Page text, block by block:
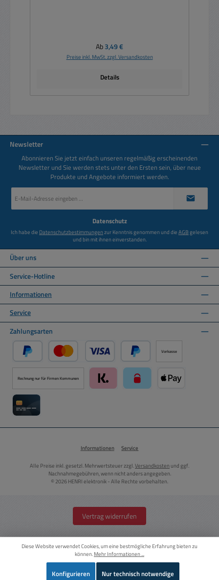
Regulärer Preis:
Ab3,49 €
Preise inkl. MwSt. zzgl. Versandkosten
Details
Newsletter
Abonnieren Sie jetzt einfach unseren regelmäßig erscheinenden
Newsletter und Sie werden stets unter den Ersten sein, über neue
Produkte und Angebote informiert werden.
Mail-
Datenschutz
Ich habe die Datenschutzbestimmungenzur Kenntnis genommen und dieAGBgelesen
und bin mit ihnen einverstanden.
Über uns
Service-Hotline
Informationen
Service
Zahlungsarten
PayPal Kredit- oder Debitkarte über PayPal
Später Bezahlen über PayPal
Vorkasse
Rechnung nur für Firmen Kommunen
Informationen Service
Alle Preise inkl. gesetzl. Mehrwertsteuer zzgl.Versandkosten und ggf.
Nachnahmegebühren, wenn nicht anders angegeben.
© 2026 HENRI elektronik - Alle Rechte vorbehalten.
Vertrag widerrufen
Diese Website verwendet Cookies, um eine bestmögliche Erfahrung bieten zu
können.Mehr Informationen ...
Nur technisch notwendige
Konfigurieren